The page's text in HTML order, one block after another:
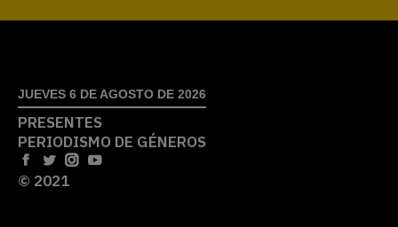
JUEVES 6 DE AGOSTO DE 2026
PRESENTES
PERIODISMO DE GÉNEROS
© 2021